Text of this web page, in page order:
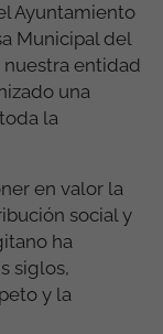
Ayuntamiento
Municipal del
entidad
una
la
en valor la
social y
ha
siglos,
y la